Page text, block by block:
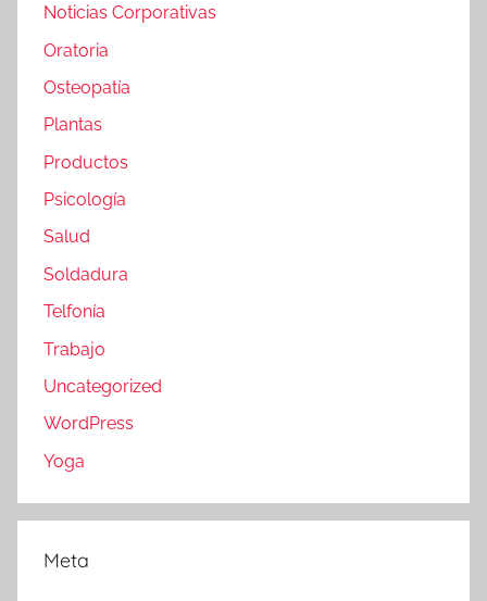
Noticias Corporativas
Oratoria
Osteopatía
Plantas
Productos
Psicología
Salud
Soldadura
Telfonía
Trabajo
Uncategorized
WordPress
Yoga
Meta